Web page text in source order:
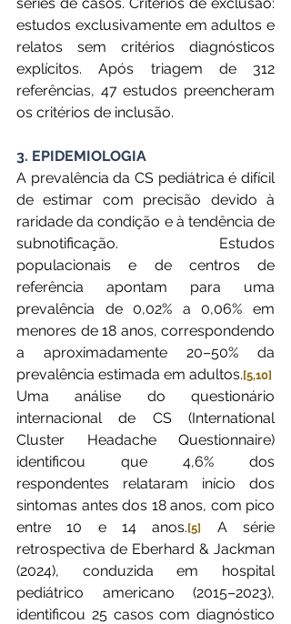
estudos exclusivamente em adultos e
relatos sem critérios diagnósticos
explícitos. Após triagem de 312
referências, 47 estudos preencheram
os critérios de inclusão.
3. EPIDEMIOLOGIA
A prevalência da CS pediátrica é difícil
de estimar com precisão devido à
raridade da condição e à tendência de
subnotificação. Estudos
populacionais e de centros de
referência apontam para uma
prevalência de 0,02% a 0,06% em
menores de 18 anos, correspondendo
a aproximadamente 20–50% da
prevalência estimada em adultos.[5,10]
Uma análise do questionário
internacional de CS (International
Cluster Headache Questionnaire)
identificou que 4,6% dos
respondentes relataram início dos
sintomas antes dos 18 anos, com pico
entre 10 e 14 anos.[5]
A série
retrospectiva de Eberhard & Jackman
(2024), conduzida em hospital
pediátrico americano (2015–2023),
identificou 25 casos com diagnóstico